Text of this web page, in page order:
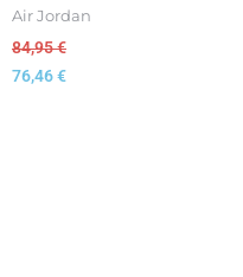
Air Jordan
84,95€
76,46€